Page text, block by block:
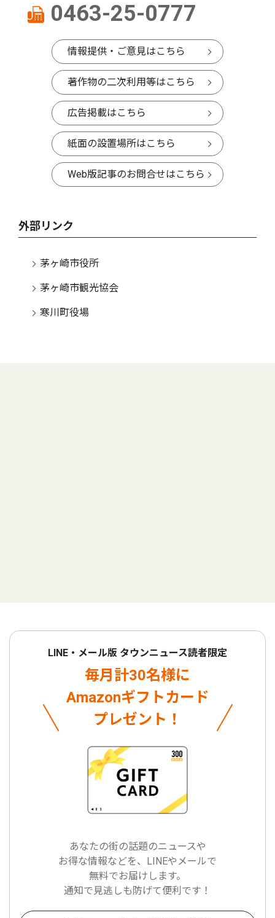
0463-25-0777
情報提供・ご意見はこちら
著作物の二次利用等はこちら
広告掲載はこちら
紙面の設置場所はこちら
Web版記事のお問合せはこちら
外部リンク
茅ヶ崎市役所
茅ヶ崎市観光協会
寒川町役場
LINE・メール版 タウンニュース読者限定
毎月計30名様に
Amazonギフトカード
プレゼント！
あなたの街の話題のニュースや
お得な情報などを、LINEやメールで
無料でお届けします。
通知で見逃しも防げて便利です！